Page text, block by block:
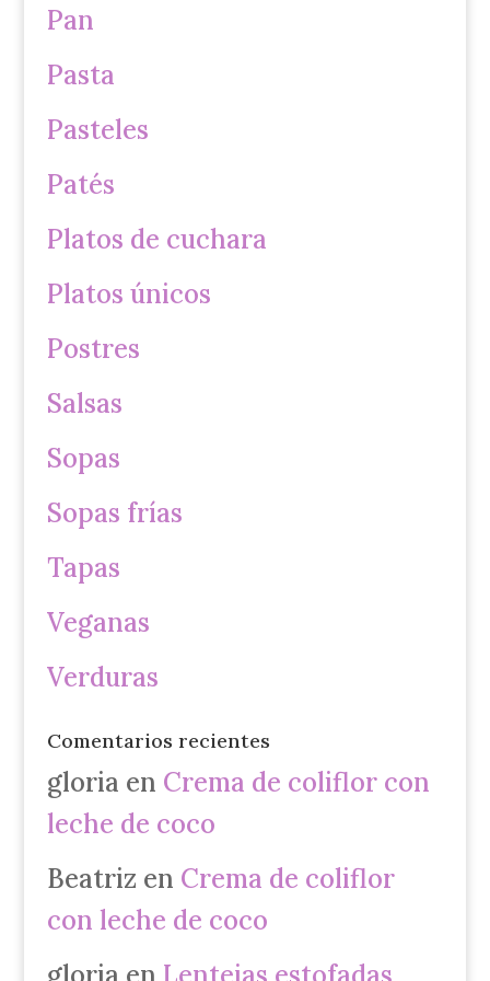
Pan
Pasta
Pasteles
Patés
Platos de cuchara
Platos únicos
Postres
Salsas
Sopas
Sopas frías
Tapas
Veganas
Verduras
Comentarios recientes
gloria en Crema de coliflor con
leche de coco
Beatriz en Crema de coliflor
con leche de coco